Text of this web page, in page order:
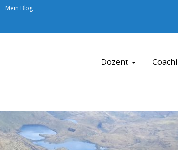
Mein Blog
Dozent